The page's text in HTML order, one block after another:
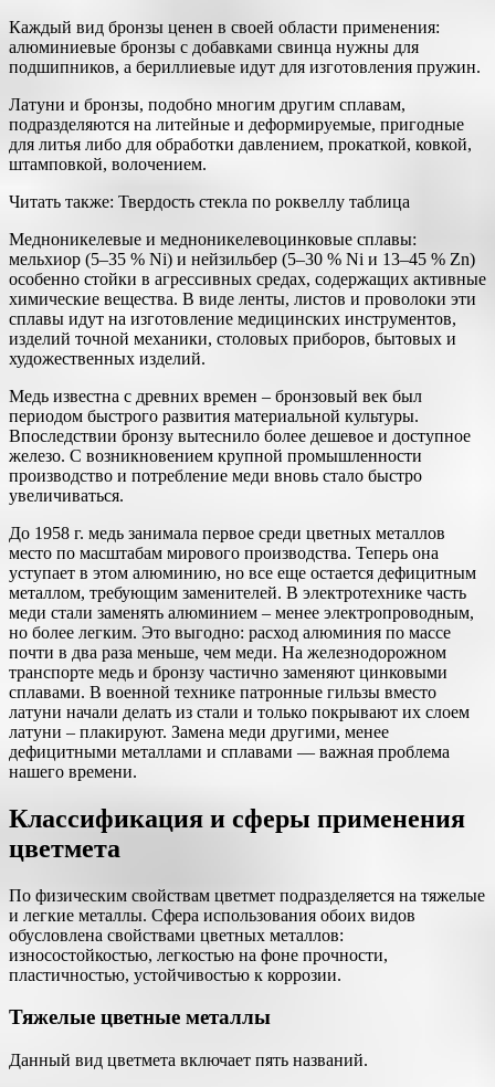
Каждый вид бронзы ценен в своей области применения:
алюминиевые бронзы с добавками свинца нужны для
подшипников, а бериллиевые идут для изготовления пружин.
Латуни и бронзы, подобно многим другим сплавам,
подразделяются на литейные и деформируемые, пригодные
для литья либо для обработки давлением, прокаткой, ковкой,
штамповкой, волочением.
Читать также: Твердость стекла по роквеллу таблица
Медноникелевые и медноникелевоцинковые сплавы:
мельхиор (5–35 % Ni) и нейзильбер (5–30 % Ni и 13–45 % Zn)
особенно стойки в агрессивных средах, содержащих активные
химические вещества. В виде ленты, листов и проволоки эти
сплавы идут на изготовление медицинских инструментов,
изделий точной механики, столовых приборов, бытовых и
художественных изделий.
Медь известна с древних времен – бронзовый век был
периодом быстрого развития материальной культуры.
Впоследствии бронзу вытеснило более дешевое и доступное
железо. С возникновением крупной промышленности
производство и потребление меди вновь стало быстро
увеличиваться.
До 1958 г. медь занимала первое среди цветных металлов
место по масштабам мирового производства. Теперь она
уступает в этом алюминию, но все еще остается дефицитным
металлом, требующим заменителей. В электротехнике часть
меди стали заменять алюминием – менее электропроводным,
но более легким. Это выгодно: расход алюминия по массе
почти в два раза меньше, чем меди. На железнодорожном
транспорте медь и бронзу частично заменяют цинковыми
сплавами. В военной технике патронные гильзы вместо
латуни начали делать из стали и только покрывают их слоем
латуни – плакируют. Замена меди другими, менее
дефицитными металлами и сплавами — важная проблема
нашего времени.
Классификация и сферы применения
цветмета
По физическим свойствам цветмет подразделяется на тяжелые
и легкие металлы. Сфера использования обоих видов
обусловлена свойствами цветных металлов:
износостойкостью, легкостью на фоне прочности,
пластичностью, устойчивостью к коррозии.
Тяжелые цветные металлы
Данный вид цветмета включает пять названий.